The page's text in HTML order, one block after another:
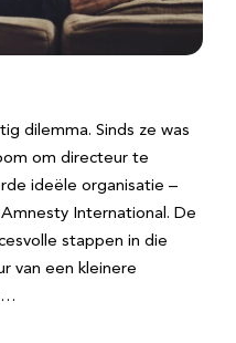
dilemma. Sinds ze was
om directeur te
ideële organisatie –
International. De
stappen in die
van een kleinere